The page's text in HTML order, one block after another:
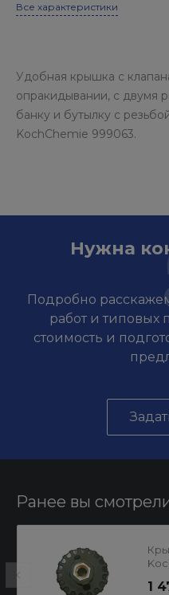
Все характеристики
Удобная крышка с
опракидывании, с двумя
банку и бутылку с
KochChemie 999063.
Нужна
Подробно
работ и типовых
стоимость и
Ранее вы
1